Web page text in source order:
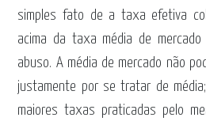
simples fato de a taxa efetiva
acima da taxa média de
abuso. A média de mercado não
justamente por se tratar de
maiores taxas praticadas pelo